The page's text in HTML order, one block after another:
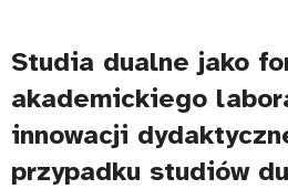
Studia dualne jako
akademickiego
innowacji
przypadku studiów